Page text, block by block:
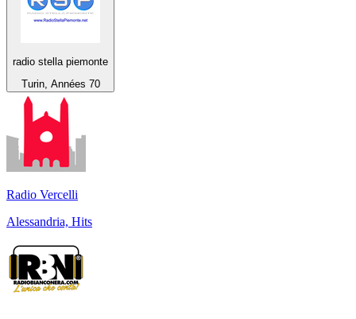
radio stella piemonte
Turin, Années 70
Radio Vercelli
Alessandria, Hits